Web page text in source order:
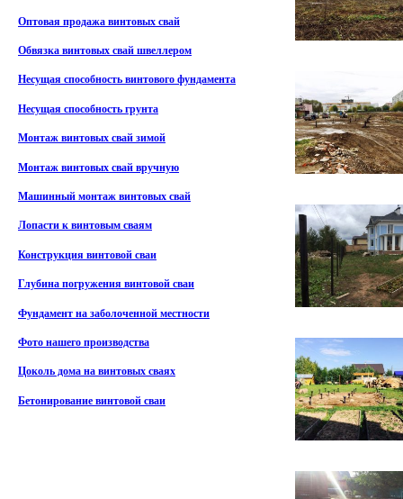
Оптовая продажа винтовых свай
Обвязка винтовых свай швеллером
Несущая способность винтового фундамента
Несущая способность грунта
Монтаж винтовых свай зимой
Монтаж винтовых свай вручную
Машинный монтаж винтовых свай
Лопасти к винтовым сваям
Конструкция винтовой сваи
Глубина погружения винтовой сваи
Фундамент на заболоченной местности
Фото нашего производства
Цоколь дома на винтовых сваях
Бетонирование винтовой сваи